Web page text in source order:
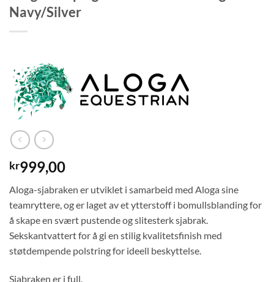
Navy/Silver
kr999,00
Aloga-sjabraken er utviklet i samarbeid med Aloga sine
teamryttere, og er laget av et ytterstoff i bomullsblanding for
å skape en svært pustende og slitesterk sjabrak.
Sekskantvattert for å gi en stilig kvalitetsfinish med
støtdempende polstring for ideell beskyttelse.
Sjabraken er i full.